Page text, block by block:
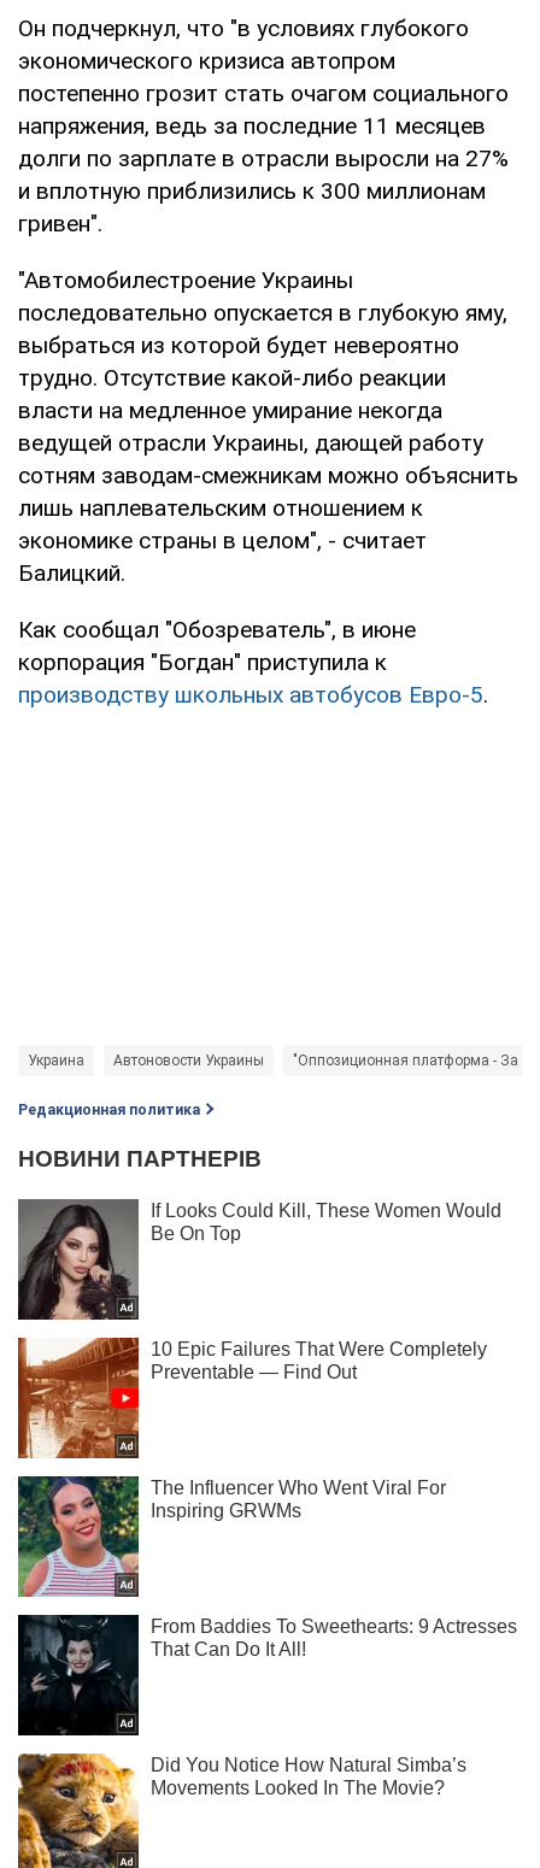
Он подчеркнул, что "в условиях глубокого
экономического кризиса автопром
постепенно грозит стать очагом социального
напряжения, ведь за последние 11 месяцев
долги по зарплате в отрасли выросли на 27%
и вплотную приблизились к 300 миллионам
гривен".
"Автомобилестроение Украины
последовательно опускается в глубокую яму,
выбраться из которой будет невероятно
трудно. Отсутствие какой-либо реакции
власти на медленное умирание некогда
ведущей отрасли Украины, дающей работу
сотням заводам-смежникам можно объяснить
лишь наплевательским отношением к
экономике страны в целом", - считает
Балицкий.
Как сообщал "Обозреватель", в июне
корпорация "Богдан" приступила к
производству школьных автобусов Евро-5.
Украина Автоновости Украины "Оппозиционная платформа - За
Редакционная политика